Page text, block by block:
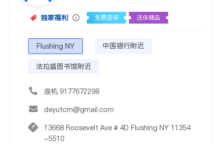
独家福利 免费咨询 送保健品
Flushing NY 中国银行附近
法拉盛图书馆附近
座机 9177672298
deyutcm@gmail.com
13668 Roosevelt Ave # 4D Flushing NY 11354
-5510